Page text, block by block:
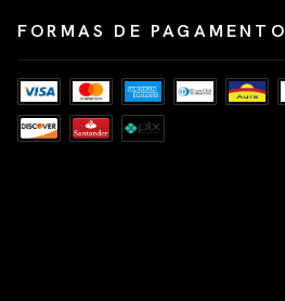
FORMAS DE PAGAMENTO